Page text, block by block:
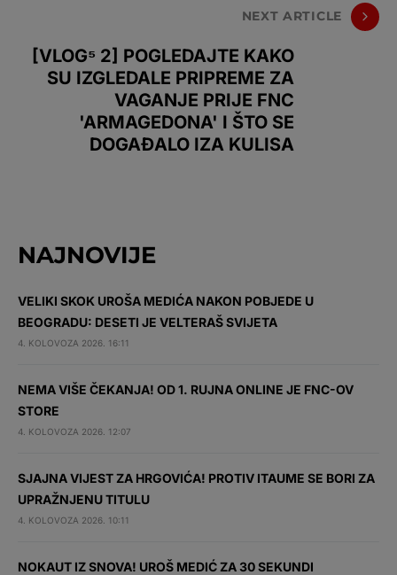
NEXT ARTICLE
[VLOG⁵ 2] POGLEDAJTE KAKO
SU IZGLEDALE PRIPREME ZA
VAGANJE PRIJE FNC
'ARMAGEDONA' I ŠTO SE
DOGAĐALO IZA KULISA
NAJNOVIJE
VELIKI SKOK UROŠA MEDIĆA NAKON POBJEDE U
BEOGRADU: DESETI JE VELTERAŠ SVIJETA
4. KOLOVOZA 2026. 16:11
NEMA VIŠE ČEKANJA! OD 1. RUJNA ONLINE JE FNC-OV
STORE
4. KOLOVOZA 2026. 12:07
SJAJNA VIJEST ZA HRGOVIĆA! PROTIV ITAUME SE BORI ZA
UPRAŽNJENU TITULU
4. KOLOVOZA 2026. 10:11
NOKAUT IZ SNOVA! UROŠ MEDIĆ ZA 30 SEKUNDI